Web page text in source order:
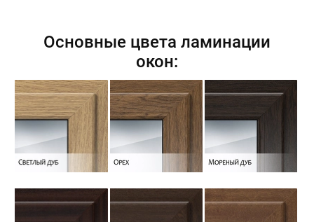
Основные цвета ламинации
окон: